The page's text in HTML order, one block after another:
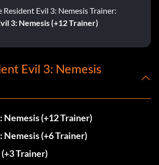
Evil 3: Nemesis Trainer:
3: Nemesis (+12 Trainer)
Evil 3: Nemesis
Nemesis (+12 Trainer)
Nemesis (+6 Trainer)
Trainer)